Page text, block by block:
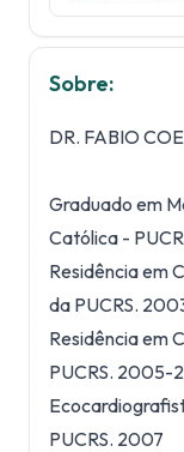
Sobre:
DR. FABIO
Graduado em
Católica -
Residência em
da PUCRS.
Residência em
PUCRS. 2005-
PUCRS. 2007